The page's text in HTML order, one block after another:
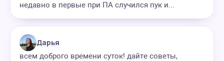
недавно в первые при ПА случился пук и...
Дарья
всем доброго времени суток! дайте советы,